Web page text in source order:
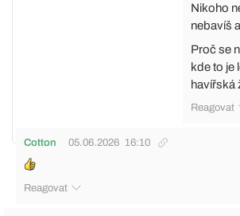
Nikoho
nebavíš
Proč se
kde to je
havířská
Reagovat
Cotton 05.06.2026 16:10
Reagovat